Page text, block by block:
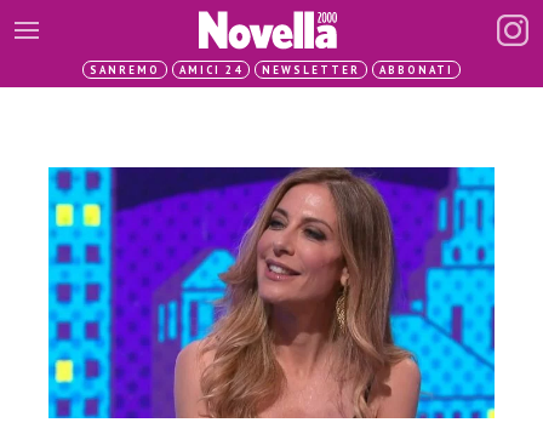
SANREMO AMICI 24 NEWSLETTER ABBONATI